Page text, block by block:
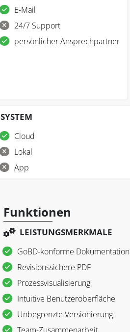
E-Mail
24/7 Support
persönlicher Ansprechpartner
SYSTEM
Cloud
Lokal
App
Funktionen
LEISTUNGSMERKMALE
GoBD-konforme Dokumentation
Revisionssichere PDF
Prozessvisualisierung
Intuitive Benutzeroberfläche
Unbegrenzte Versionierung